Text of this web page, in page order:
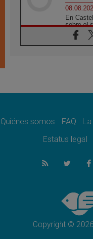
En
sobre el
En
del Buen
Filipinas:
se
crisis
Quiénes somos FAQ
Estatus legal
Copyright ©